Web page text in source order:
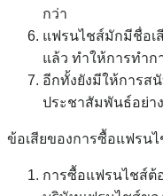
กว่า
แฟรนไชส์มักมีชื่อเ
แล้ว ทำให้การทำก
อีกทั้งยังมีให้การส
ประชาสัมพันธ์อย่า
ข้อเสียของการซื้อแฟรน
การซื้อแฟรนไชส์ต้